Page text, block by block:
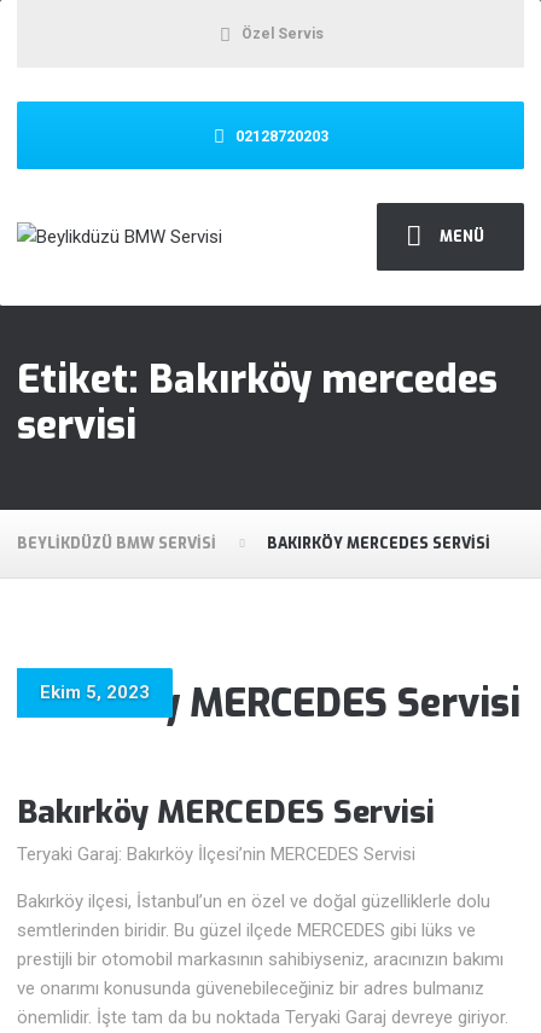
MENÜ
Özel Servis
02128720203
Etiket: Bakırköy mercedes
servisi
BEYLIKDÜZÜ BMW SERVISI BAKIRKÖY MERCEDES SERVISI
Bakırköy MERCEDES Servisi
Ekim 5, 2023
Bakırköy MERCEDES Servisi
Teryaki Garaj: Bakırköy İlçesi’nin MERCEDES Servisi
Bakırköy ilçesi, İstanbul’un en özel ve doğal güzelliklerle dolu
semtlerinden biridir. Bu güzel ilçede MERCEDES gibi lüks ve
prestijli bir otomobil markasının sahibiyseniz, aracınızın bakımı
ve onarımı konusunda güvenebileceğiniz bir adres bulmanız
önemlidir. İşte tam da bu noktada Teryaki Garaj devreye giriyor.